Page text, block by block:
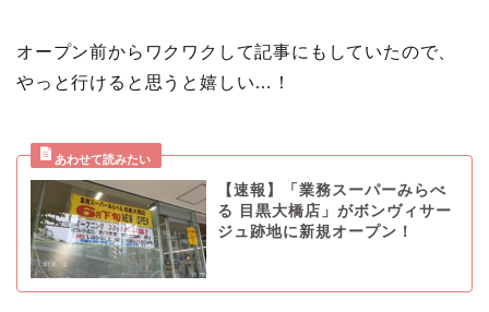
オープン前からワクワクして記事にもしていたので、
やっと行けると思うと嬉しい…！
【速報】「業務スーパーみらべ
る 目黒大橋店」がボンヴィサー
ジュ跡地に新規オープン！